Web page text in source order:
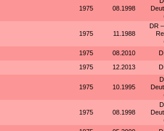
1975 08.1998
1975 11.1988
DR
1975 08.2010
1975 12.2013
1975 10.1995
1975 08.1998